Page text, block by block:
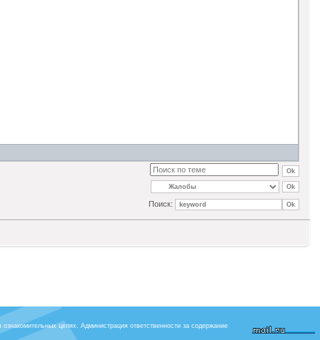
Поиск:
целях. Администрация ответственности за содержание